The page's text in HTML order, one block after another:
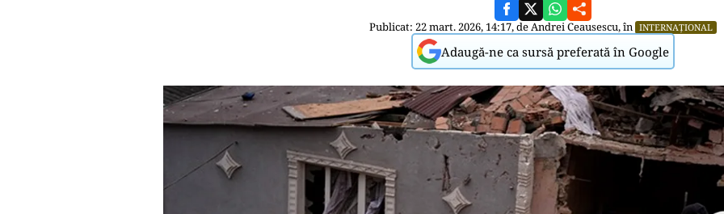
Publicat: 22 mart. 2026, 14:17, deAndrei Ceausescu, în INTERNAȚIONAL
Adaugă-ne ca sursă preferată în Google